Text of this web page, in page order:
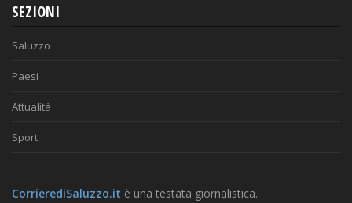
SEZIONI
Saluzzo
Paesi
Attualità
Sport
CorrierediSaluzzo.it è una testata giornalistica.